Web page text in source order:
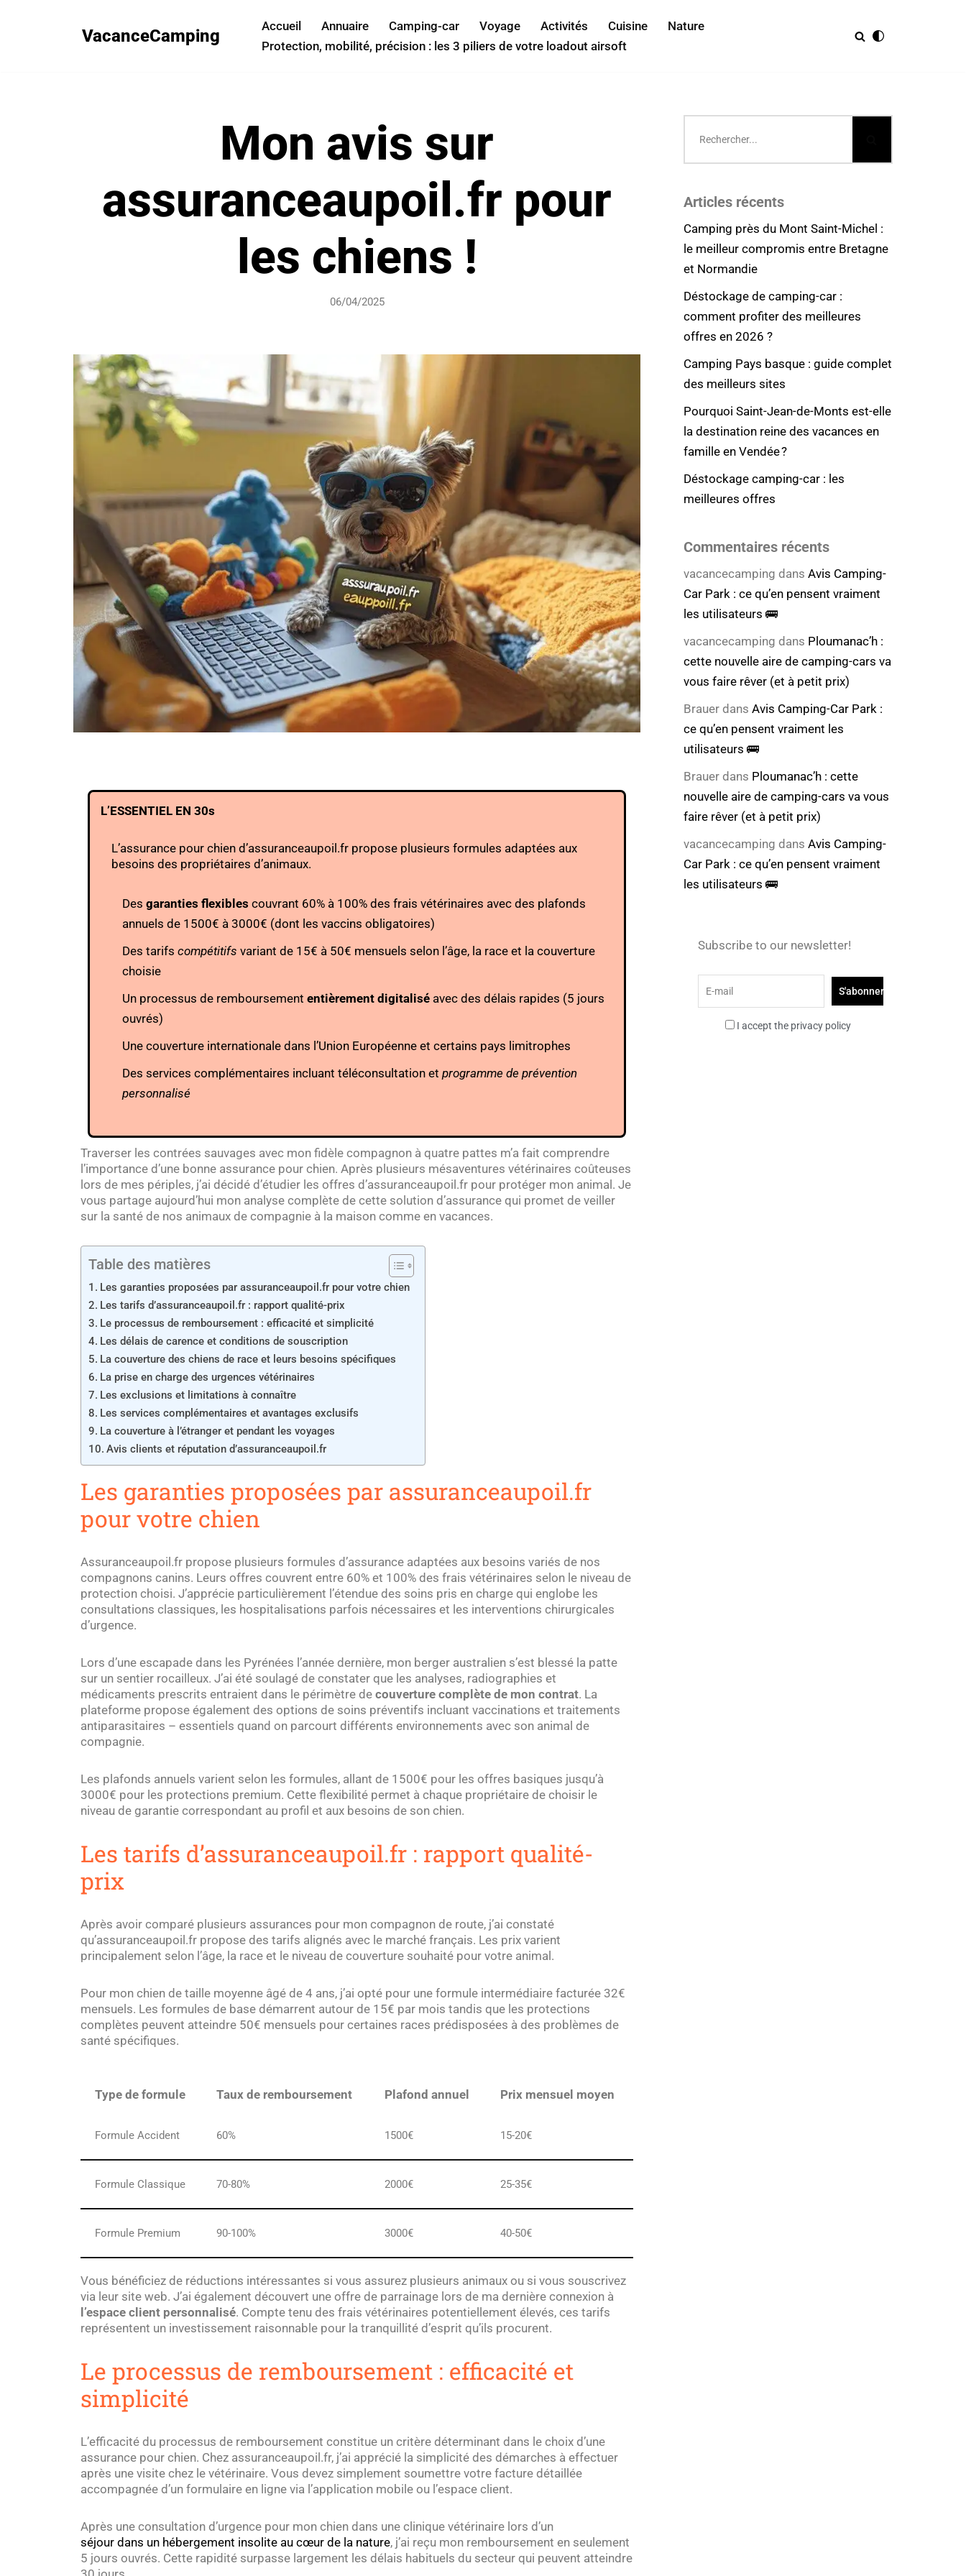
VacanceCamping Accueil Annuaire Camping-car Voyage Activités Cuisine
Nature
Protection, mobilité, précision : les 3 piliers de votre loadout airsoft
Mon avis sur
assuranceaupoil.fr pour
les chiens !
06/04/2025
L’ESSENTIEL EN 30s
L’assurance pour chien d’assuranceaupoil.fr propose plusieurs formules adaptées aux
besoins des propriétaires d’animaux.
Des garanties flexibles couvrant 60% à 100% des frais vétérinaires avec des plafonds
annuels de 1500€ à 3000€ (dont les vaccins obligatoires)
Des tarifs compétitifs variant de 15€ à 50€ mensuels selon l’âge, la race et la couverture
choisie
Un processus de remboursement entièrement digitalisé avec des délais rapides (5 jours
ouvrés)
Une couverture internationale dans l’Union Européenne et certains pays limitrophes
Des services complémentaires incluant téléconsultation et programme de prévention
personnalisé
Traverser les contrées sauvages avec mon fidèle compagnon à quatre pattes m’a fait comprendre
l’importance d’une bonne assurance pour chien. Après plusieurs mésaventures vétérinaires coûteuses
lors de mes périples, j’ai décidé d’étudier les offres d’assuranceaupoil.fr pour protéger mon animal. Je
vous partage aujourd’hui mon analyse complète de cette solution d’assurance qui promet de veiller
sur la santé de nos animaux de compagnie à la maison comme en vacances.
Table des matières
Les garanties proposées par assuranceaupoil.fr pour votre chien
Les tarifs d’assuranceaupoil.fr : rapport qualité-prix
Le processus de remboursement : efficacité et simplicité
Les délais de carence et conditions de souscription
La couverture des chiens de race et leurs besoins spécifiques
La prise en charge des urgences vétérinaires
Les exclusions et limitations à connaître
Les services complémentaires et avantages exclusifs
La couverture à l’étranger et pendant les voyages
Avis clients et réputation d’assuranceaupoil.fr
Les garanties proposées par assuranceaupoil.fr
pour votre chien
Assuranceaupoil.fr propose plusieurs formules d’assurance adaptées aux besoins variés de nos
compagnons canins. Leurs offres couvrent entre 60% et 100% des frais vétérinaires selon le niveau de
protection choisi. J’apprécie particulièrement l’étendue des soins pris en charge qui englobe les
consultations classiques, les hospitalisations parfois nécessaires et les interventions chirurgicales
d’urgence.
Lors d’une escapade dans les Pyrénées l’année dernière, mon berger australien s’est blessé la patte
sur un sentier rocailleux. J’ai été soulagé de constater que les analyses, radiographies et
médicaments prescrits entraient dans le périmètre de couverture complète de mon contrat. La
plateforme propose également des options de soins préventifs incluant vaccinations et traitements
antiparasitaires – essentiels quand on parcourt différents environnements avec son animal de
compagnie.
Les plafonds annuels varient selon les formules, allant de 1500€ pour les offres basiques jusqu’à
3000€ pour les protections premium. Cette flexibilité permet à chaque propriétaire de choisir le
niveau de garantie correspondant au profil et aux besoins de son chien.
Les tarifs d’assuranceaupoil.fr : rapport qualité-
prix
Après avoir comparé plusieurs assurances pour mon compagnon de route, j’ai constaté
qu’assuranceaupoil.fr propose des tarifs alignés avec le marché français. Les prix varient
principalement selon l’âge, la race et le niveau de couverture souhaité pour votre animal.
Pour mon chien de taille moyenne âgé de 4 ans, j’ai opté pour une formule intermédiaire facturée 32€
mensuels. Les formules de base démarrent autour de 15€ par mois tandis que les protections
complètes peuvent atteindre 50€ mensuels pour certaines races prédisposées à des problèmes de
santé spécifiques.
Type de formule Taux de remboursement Plafond annuel Prix mensuel moyen
Formule Accident 60% 1500€ 15-20€
Formule Classique 70-80% 2000€ 25-35€
Formule Premium 90-100% 3000€ 40-50€
Vous bénéficiez de réductions intéressantes si vous assurez plusieurs animaux ou si vous souscrivez
via leur site web. J’ai également découvert une offre de parrainage lors de ma dernière connexion à
l’espace client personnalisé. Compte tenu des frais vétérinaires potentiellement élevés, ces tarifs
représentent un investissement raisonnable pour la tranquillité d’esprit qu’ils procurent.
Le processus de remboursement : efficacité et
simplicité
L’efficacité du processus de remboursement constitue un critère déterminant dans le choix d’une
assurance pour chien. Chez assuranceaupoil.fr, j’ai apprécié la simplicité des démarches à effectuer
après une visite chez le vétérinaire. Vous devez simplement soumettre votre facture détaillée
accompagnée d’un formulaire en ligne via l’application mobile ou l’espace client.
Après une consultation d’urgence pour mon chien dans une clinique vétérinaire lors d’un
séjour dans un hébergement insolite au cœur de la nature, j’ai reçu mon remboursement en seulement
5 jours ouvrés. Cette rapidité surpasse largement les délais habituels du secteur qui peuvent atteindre
Articles récents
Camping près du Mont Saint-Michel :
le meilleur compromis entre Bretagne
et Normandie
Déstockage de camping-car :
comment profiter des meilleures
offres en 2026 ?
Camping Pays basque : guide complet
des meilleurs sites
Pourquoi Saint-Jean-de-Monts est-elle
la destination reine des vacances en
famille en Vendée ?
Déstockage camping-car : les
meilleures offres
Commentaires récents
vacancecamping dans Avis Camping-
Car Park : ce qu’en pensent vraiment
les utilisateurs 🚌
vacancecamping dans Ploumanac’h :
cette nouvelle aire de camping-cars va
vous faire rêver (et à petit prix)
Brauer dans Avis Camping-Car Park :
ce qu’en pensent vraiment les
utilisateurs 🚌
Brauer dans Ploumanac’h : cette
nouvelle aire de camping-cars va vous
faire rêver (et à petit prix)
vacancecamping dans Avis Camping-
Car Park : ce qu’en pensent vraiment
les utilisateurs 🚌
Subscribe to our newsletter!
I accept the privacy policy